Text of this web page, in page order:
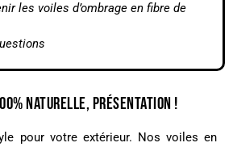
les voiles d’ombrage en fibre de
NATURELLE, PRÉSENTATION !
pour votre extérieur. Nos voiles en